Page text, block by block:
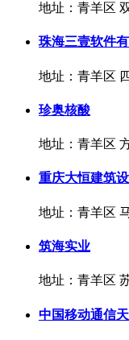
地址：青羊区
珠海三壹软件
地址：青羊区
珍奥核酸
地址：青羊区
重庆大恒建筑
地址：青羊区
筑海实业
地址：青羊区
中国移动通信